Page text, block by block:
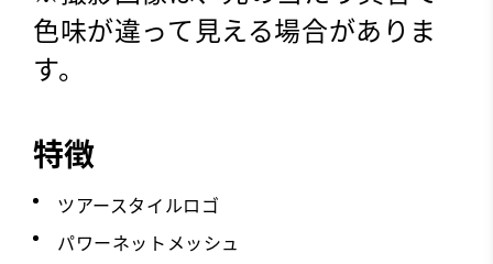
色味が違って見える場合がありま
す。
特徴
ツアースタイルロゴ
パワーネットメッシュ